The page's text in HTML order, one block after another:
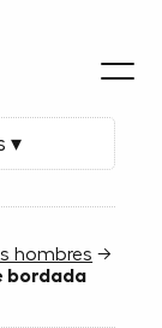
▾
hombres →
bordada